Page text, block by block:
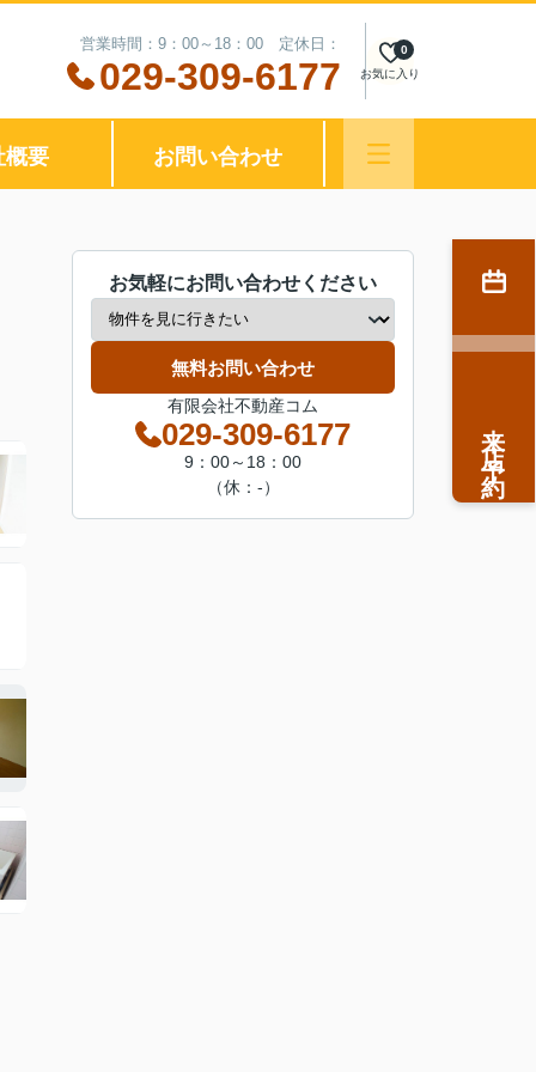
営業時間：9：00～18：00 定休日：
029-309-6177 お気に入り
0
概要 お問い合わせ
お気軽にお問い合わせください
無料お問い合わせ
有限会社不動産コム
029-309-6177
9：00～18：00
（休：-）
来店予約